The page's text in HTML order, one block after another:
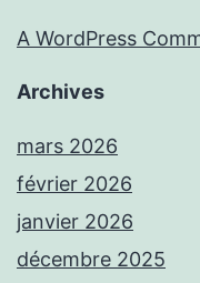
A WordPress
Archives
mars 2026
février 2026
janvier 2026
décembre 2025